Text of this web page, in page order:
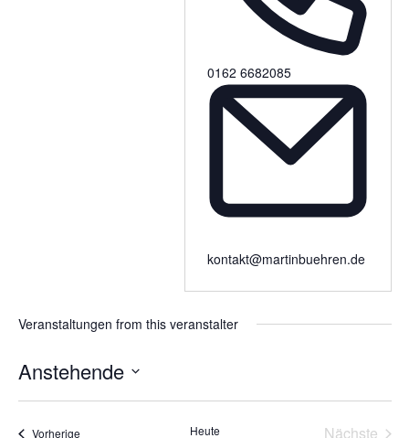
Phone
0162 6682085
Email
kontakt@martinbuehren.de
Veranstaltungen from this veranstalter
Anstehende
Datum
VorherigeVeranstaltungen Heute Nächste